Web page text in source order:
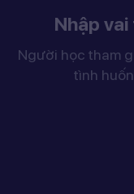
Nhập
Người học tham
tình